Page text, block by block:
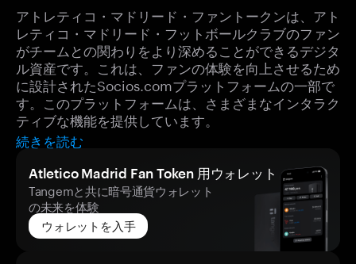
アトレティコ・マドリード・ファントークンは、アト
レティコ・マドリード・フットボールクラブのファン
がチームとの関わりをより深めることができるデジタ
ル資産です。これは、ファンの体験を向上させるため
に設計されたSocios.comプラットフォームの一部で
す。このプラットフォームは、さまざまなインタラク
ティブな機能を提供しています。
続きを読む
Atletico Madrid Fan Token 用ウォレット
Tangemと共に暗号通貨ウォレット
の未来を体験
ウォレットを入手